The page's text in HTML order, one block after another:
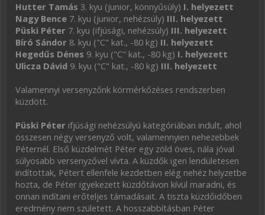
Hutter Tamás 3. kyu (junior, könnyűsúly) I. helyezett
Nagy Bence 7. kyu (junior, nehézsúly) III. helyezett
Püski Péter 7. kyu (ifjúsági, nehézsúly) III. helyezett
Bíró Sándor 8. kyu ("C" kat., -80 kg) II. helyezett
Hegedűs Dénes 9. kyu ("C" kat., -80 kg) I. helyezett
Ulicza Dávid 9. kyu ("C" kat., -80 kg) III. helyezett
Valamennyi versenyzőnk körmérkőzéses rendszerben
küzdött.
Püski Péter ifjúsági nehézsúlyú kategóriában indult, ahol
összesen négy versenyző volt, valamennyien nehezebbek
Péternél. Első küzdelmét Péter egy zöld öves, nála jóval
súlyosabb versenyzővel vívta. A küzdők igen lendületesen
indítottak, Pétert ellenfele kezdetben elég nehéz helyzetbe
hozta, de Péter igyekezett küzdőtávon kívül maradni, és
onnan indítani erőteljes támadásait. A tiszta küzdőidőben
eredmény nem született. A hosszabbításban Péter